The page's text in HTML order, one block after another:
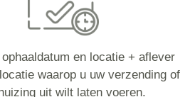
en locatie + aflever
waarop u uw verzending of
uit wilt laten voeren.